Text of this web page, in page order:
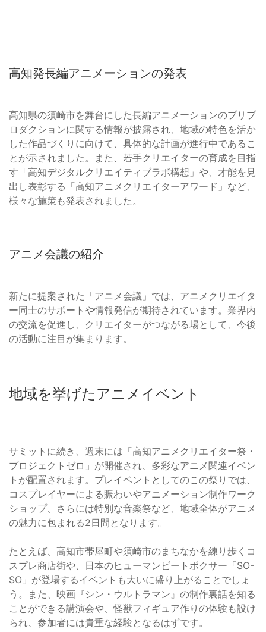
高知発長編アニメーションの発表
高知県の須崎市を舞台にした長編アニメーションのプリプ
ロダクションに関する情報が披露され、地域の特色を活か
した作品づくりに向けて、具体的な計画が進行中であるこ
とが示されました。また、若手クリエイターの育成を目指
す「高知デジタルクリエイティブラボ構想」や、才能を見
出し表彰する「高知アニメクリエイターアワード」など、
様々な施策も発表されました。
アニメ会議の紹介
新たに提案された「アニメ会議」では、アニメクリエイタ
ー同士のサポートや情報発信が期待されています。業界内
の交流を促進し、クリエイターがつながる場として、今後
の活動に注目が集まります。
地域を挙げたアニメイベント
サミットに続き、週末には「高知アニメクリエイター祭・
プロジェクトゼロ」が開催され、多彩なアニメ関連イベン
トが配置されます。プレイベントとしてのこの祭りでは、
コスプレイヤーによる賑わいやアニメーション制作ワーク
ショップ、さらには特別な音楽祭など、地域全体がアニメ
の魅力に包まれる2日間となります。
たとえば、高知市帯屋町や須崎市のまちなかを練り歩くコ
スプレ商店街や、日本のヒューマンビートボクサー「SO-
SO」が登場するイベントも大いに盛り上がることでしょ
う。また、映画『シン・ウルトラマン』の制作裏話を知る
ことができる講演会や、怪獣フィギュア作りの体験も設け
られ、参加者には貴重な経験となるはずです。